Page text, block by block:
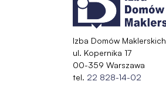
Izba Domów Maklerskich
ul. Kopernika 17
00-359 Warszawa
tel. 22 828-14-02